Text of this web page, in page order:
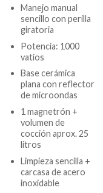
Manejo manual
sencillo con perilla
giratoria
Potencia: 1000
vatios
Base cerámica
plana con reflector
de microondas
1 magnetrón +
volumen de
cocción aprox. 25
litros
Limpieza sencilla +
carcasa de acero
inoxidable